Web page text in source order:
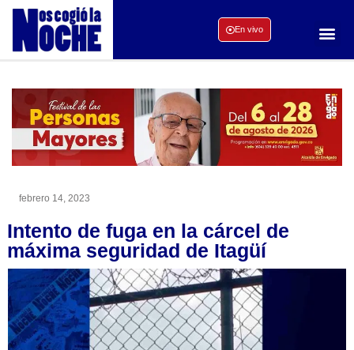
En vivo
febrero 14, 2023
Intento de fuga en la cárcel de
máxima seguridad de Itagüí